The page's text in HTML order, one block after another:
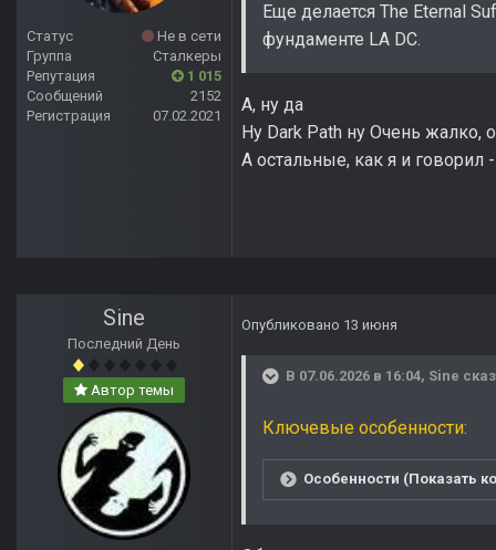
Статус
Не в сети
Группа
Сталкеры
Репутация
1 015
Сообщений
2152
Регистрация
07.02.2021
Еще делается The Eternal
фундаменте LA DC.
А, ну да
Ну Dark Path ну Очень
А остальные, как я и
Sine
Последний День
Автор темы
Опубликовано 13 июня
В 07.06.2026 в 16:04, Sine
Ключевые особенности:
Особенности (Показать